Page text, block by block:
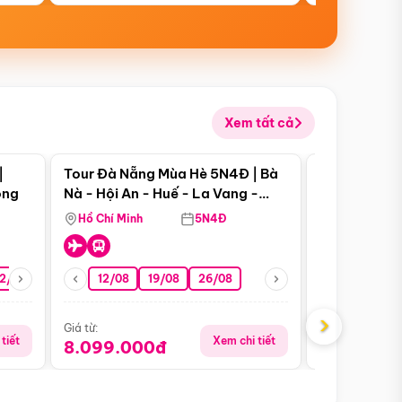
Xem tất cả
08 26/08 05/09 09/09 12/09
tiết
Điểm nổi bật
Tour Đà Nẵng Mùa Hè 5N4Đ | Bà
Nà - Hội An - Huế - La Vang -
Động Thiên Đường
Hồ Chí Minh 5N4Đ
12/08 19/08 26/08
Giá từ:
8.099.000đ Xem chi tiết
Giá từ:
›